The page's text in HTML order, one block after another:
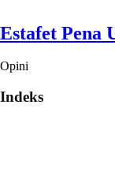
Estafet Pena
Opini
Indeks